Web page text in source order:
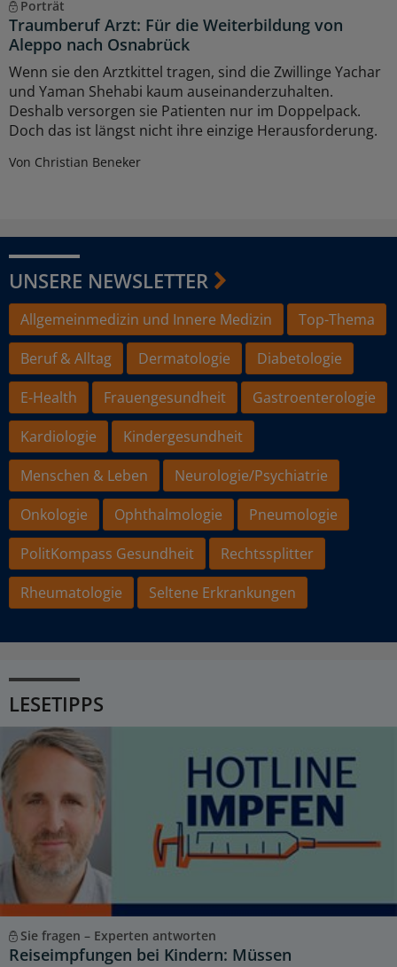
Porträt
Traumberuf Arzt: Für die Weiterbildung von
Aleppo nach Osnabrück
Wenn sie den Arztkittel tragen, sind die Zwillinge Yachar
und Yaman Shehabi kaum auseinanderzuhalten.
Deshalb versorgen sie Patienten nur im Doppelpack.
Doch das ist längst nicht ihre einzige Herausforderung.
Von Christian Beneker
UNSERE NEWSLETTER
Allgemeinmedizin und Innere Medizin
Top-Thema
Beruf & Alltag
Dermatologie
Diabetologie
E-Health
Frauengesundheit
Gastroenterologie
Kardiologie
Kindergesundheit
Menschen & Leben
Neurologie/Psychiatrie
Onkologie
Ophthalmologie
Pneumologie
PolitKompass Gesundheit
Rechtssplitter
Rheumatologie
Seltene Erkrankungen
LESETIPPS
Sie fragen – Experten antworten
Reiseimpfungen bei Kindern: Müssen